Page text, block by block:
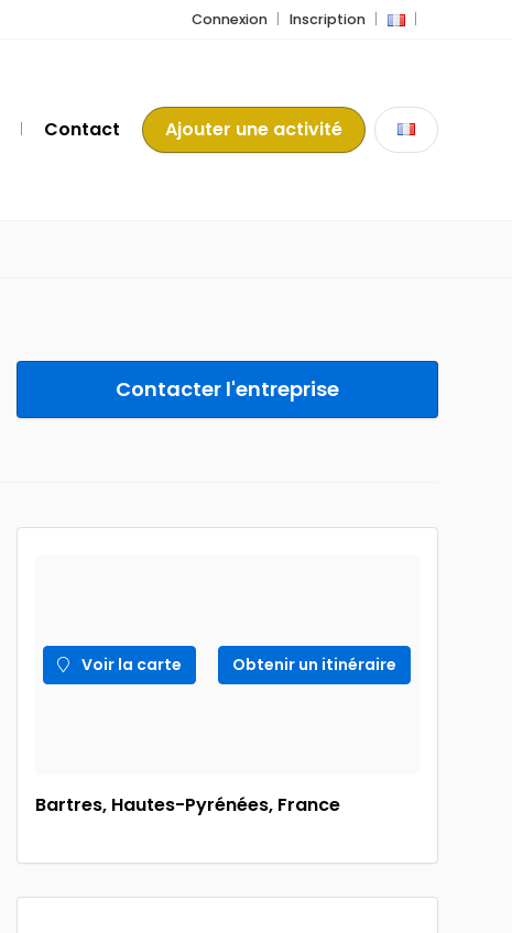
Connexion Inscription
Contact Ajouter une activité
Contacter l'entreprise
Voir la carte Obtenir un itinéraire
Bartres, Hautes-Pyrénées, France